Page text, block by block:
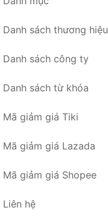
Danh sách thương hiệu
Danh sách công ty
Danh sách từ khóa
Mã giảm giá Tiki
Mã giảm giá Lazada
Mã giảm giá Shopee
Liên hệ